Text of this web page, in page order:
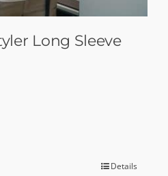
Long Sleeve
Details